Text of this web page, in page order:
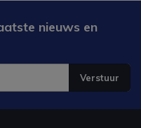
nieuws en
Verstuur